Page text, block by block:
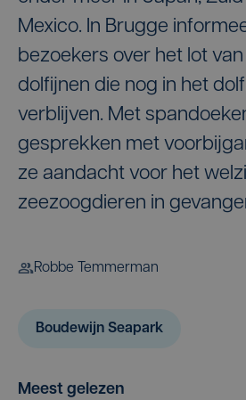
Mexico. In Brugge
bezoekers over het lot
dolfijnen die nog in het
verblijven. Met
gesprekken met
ze aandacht voor het
zeezoogdieren in
Robbe Temmerman
Boudewijn Seapark
Meest gelezen